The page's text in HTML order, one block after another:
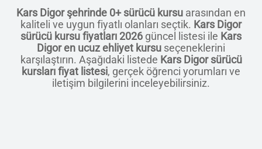
Kars Digor şehrinde 0+ sürücü kursu arasından en
kaliteli ve uygun fiyatlı olanları seçtik. Kars Digor
sürücü kursu fiyatları 2026 güncel listesi ile Kars
Digor en ucuz ehliyet kursu seçeneklerini
karşılaştırın. Aşağıdaki listede Kars Digor sürücü
kursları fiyat listesi, gerçek öğrenci yorumları ve
iletişim bilgilerini inceleyebilirsiniz.